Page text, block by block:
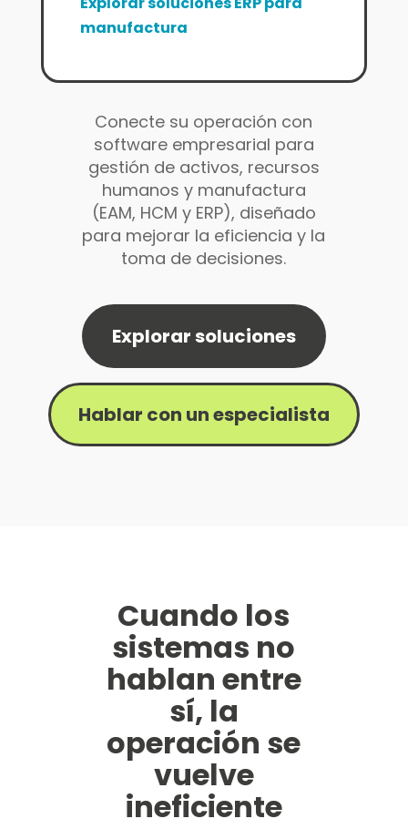
manufactura
Conecte su operación con
software empresarial para
gestión de activos, recursos
humanos y manufactura
(EAM, HCM y ERP), diseñado
para mejorar la eficiencia y la
toma de decisiones.
Explorar soluciones
Hablar con un especialista
Cuando los
sistemas no
hablan entre
sí, la
operación se
vuelve
ineficiente